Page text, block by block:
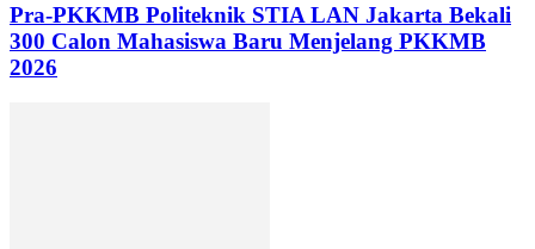
Pra-PKKMB Politeknik STIA LAN Jakarta Bekali
300 Calon Mahasiswa Baru Menjelang PKKMB
2026